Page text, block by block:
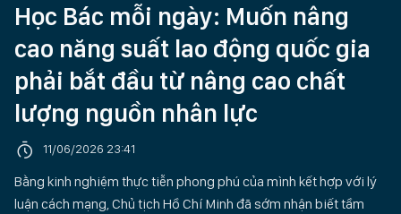
Học Bác mỗi ngày: Muốn nâng
cao năng suất lao động quốc gia
phải bắt đầu từ nâng cao chất
lượng nguồn nhân lực
11/06/2026 23:41
Bằng kinh nghiệm thực tiễn phong phú của mình kết hợp với lý
luận cách mạng, Chủ tịch Hồ Chí Minh đã sớm nhận biết tầm